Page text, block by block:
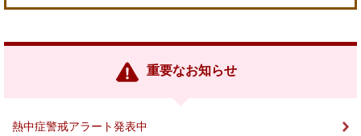
リ
重要なお知らせ
熱中症警戒アラート発表中